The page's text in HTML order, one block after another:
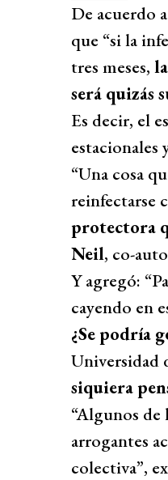
De acuerdo
que “si la
tres meses,
será quizás
Es decir, el
“Una cosa
reinfectarse
protectora
Neil, co-
Y agregó:
cayendo en
¿Se podría
Universidad
siquiera
“Algunos de
arrogantes
colectiva”,